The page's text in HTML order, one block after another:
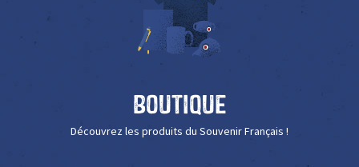
Boutique
Découvrez les produits du Souvenir Français !